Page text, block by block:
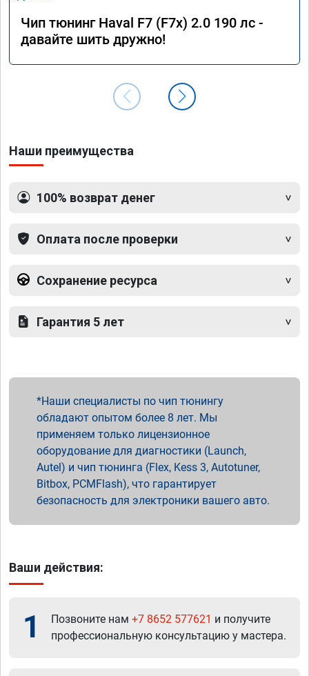
Чип тюнинг Haval F7 (F7x) 2.0 190 лс -
давайте шить дружно!
Наши преимущества
100% возврат денег
Оплата после проверки
Сохранение ресурса
Гарантия 5 лет
Наши специалисты по чип тюнингу
обладают опытом более 8 лет. Мы
применяем только лицензионное
оборудование для диагностики (Launch,
Autel) и чип тюнинга (Flex, Kess 3, Autotuner,
Bitbox, PCMFlash), что гарантирует
безопасность для электроники вашего авто.
Ваши действия:
1 Позвоните нам +7 8652 577621 и получите
профессиональную консультацию у мастера.